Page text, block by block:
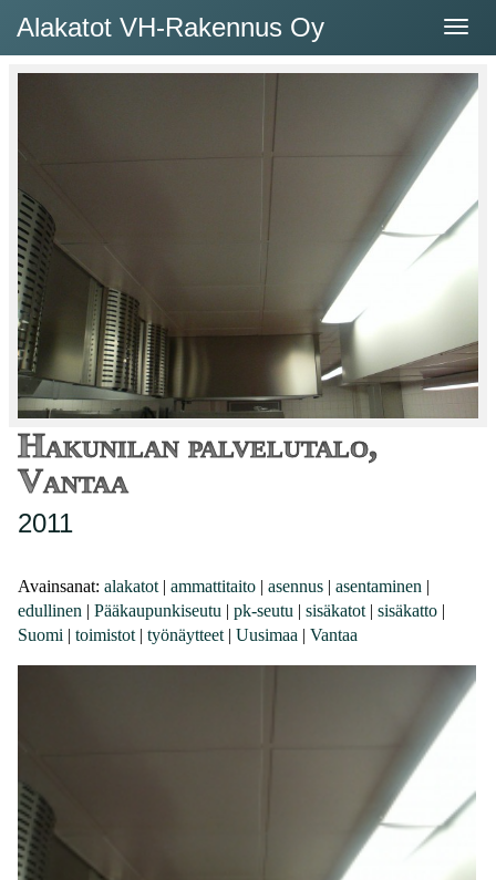
Alakatot VH-Rakennus Oy
Hakunilan palvelutalo,
Vantaa
2011
Avainsanat: alakatot | ammattitaito | asennus | asentaminen |
edullinen | Pääkaupunkiseutu | pk-seutu | sisäkatot | sisäkatto |
Suomi | toimistot | työnäytteet | Uusimaa | Vantaa